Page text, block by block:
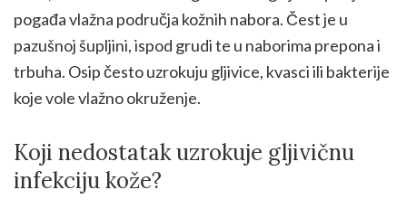
pogađa vlažna područja kožnih nabora. Čest je u
pazušnoj šupljini, ispod grudi te u naborima prepona i
trbuha. Osip često uzrokuju gljivice, kvasci ili bakterije
koje vole vlažno okruženje.
Koji nedostatak uzrokuje gljivičnu
infekciju kože?